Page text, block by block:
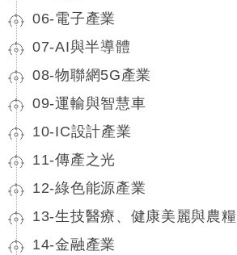
06-電子產業
07-AI與半導體
08-物聯網5G產業
09-運輸與智慧車
10-IC設計產業
11-傳產之光
12-綠色能源產業
13-生技醫療、健康美麗與農糧
14-金融產業